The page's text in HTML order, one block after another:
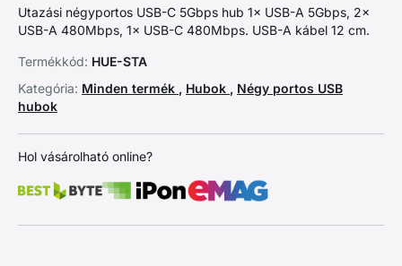
Utazási négyportos USB-C 5Gbps hub 1× USB-A 5Gbps, 2×
USB-A 480Mbps, 1× USB-C 480Mbps. USB-A kábel 12 cm.
Termékkód: HUE-STA
Kategória: Minden termék , Hubok , Négy portos USB
hubok
Hol vásárolható online?